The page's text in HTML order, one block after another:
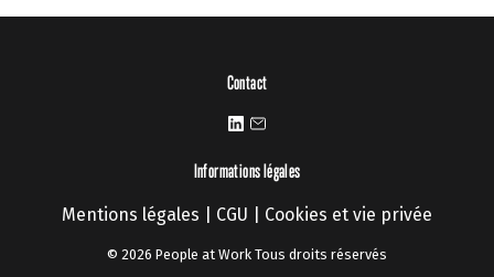
Contact
Informations légales
Mentions légales CGU Cookies et vie privée
© 2026 People at Work Tous droits réservés